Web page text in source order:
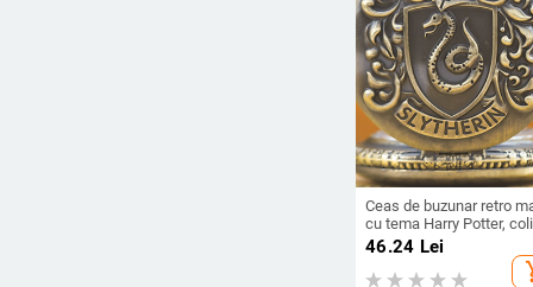
Ceas de buzunar retro
cu tema Harry Potter,
cu flip, ceas de cuarț,
en-gros, vânzare fierbinte
transfrontalieră
46.24 Lei